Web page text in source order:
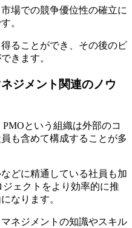
場での競争優位性の確立に
。
ることができ、その後のビ
きます。
ジメント関連のノウ
という組織は外部のコ
も含めて構成することが多
どに精通している社員も加
ェクトをより効率的に推
なります。
ネジメントの知識やスキル